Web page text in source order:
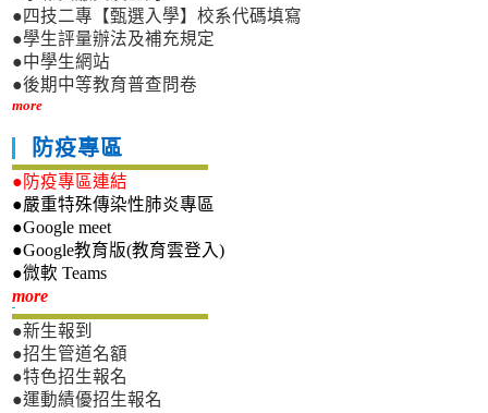
●四技二專【甄選入學】校系代碼填寫
●學生評量辦法及補充規定
●中學生網站
●後期中等教育普查問卷
more
防疫專區
●防疫專區連結
●嚴重特殊傳染性肺炎專區
●Google meet
●Google教育版(教育雲登入)
●微軟 Teams
more新生專區
●新生報到
●招生管道名額
●特色招生報名
●運動績優招生報名